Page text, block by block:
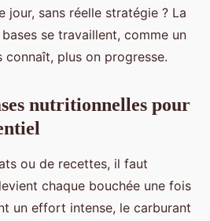
jour, sans réelle stratégie ? La
se travaillent, comme un
connaît, plus on progresse.
nutritionnelles pour
ou de recettes, il faut
chaque bouchée une fois
un effort intense, le carburant